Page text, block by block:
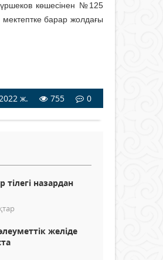
көшесінен №125
барар жолдағы
ж. 755 0
тілегі назардан
желіде